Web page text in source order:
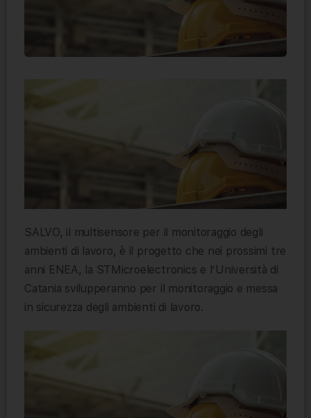
SALVO, il multisensore per il monitoraggio degli
ambienti di lavoro, è il progetto che nei prossimi tre
anni ENEA, la STMicroelectronics e l’Università di
Catania svilupperanno per il monitoraggio e messa
in sicurezza degli ambienti di lavoro.